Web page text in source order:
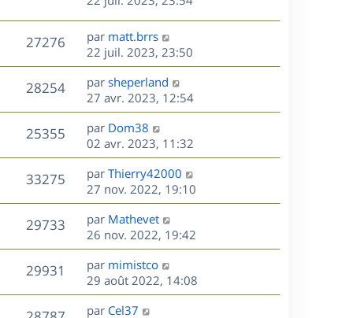
e
s
a
g
e
e
s
s
a
g
e
e
r
m
e
s
s
a
g
e
u
e
n
i
e
r
m
e
s
s
a
g
e
27276V
u
D
e
r
n
i
e
r
m
e
s
s
a
g
e
par matt.brrs
22 juil. 2023, 23:50
28254V
u
D
e
r
n
i
e
r
m
e
s
s
a
g
e
par sheperland
27 avr. 2023, 12:54
25355V
u
s
D
e
r
n
i
e
r
m
e
s
s
a
par Dom38
02 avr. 2023, 11:32
33275V
u
e
D
e
r
n
i
e
r
m
e
s
par Thierry42000
27 nov. 2022, 19:10
29733V
u
s
D
e
r
n
i
e
r
par Mathevet
26 nov. 2022, 19:42
29931
u
D
e
r
n
par mimistco
29 août 2022, 14:08
D
par Cel37